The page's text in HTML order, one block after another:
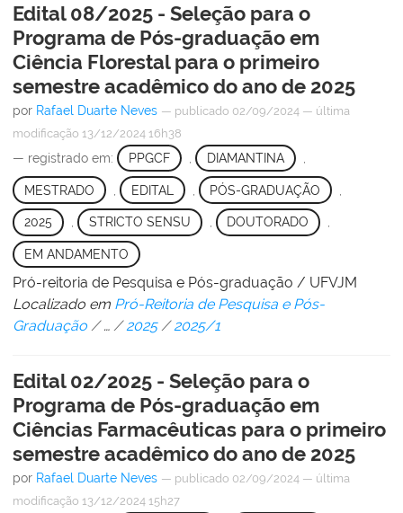
Edital 08/2025 - Seleção para o
Programa de Pós-graduação em
Ciência Florestal para o primeiro
semestre acadêmico do ano de 2025
por Rafael Duarte Neves — publicado 02/09/2024 — última
modificação 13/12/2024 16h38
— registrado em: PPGCF DIAMANTINA
MESTRADO EDITAL PÓS-GRADUAÇÃO
2025 , STRICTO SENSU , DOUTORADO ,
EM ANDAMENTO
Pró-reitoria de Pesquisa e Pós-graduação / UFVJM
Localizado em Pró-Reitoria de Pesquisa e Pós-
Graduação /… /2025 /2025/1
Edital 02/2025 - Seleção para o
Programa de Pós-graduação em
Ciências Farmacêuticas para o primeiro
semestre acadêmico do ano de 2025
por Rafael Duarte Neves — publicado 02/09/2024 — última
modificação 13/12/2024 15h27